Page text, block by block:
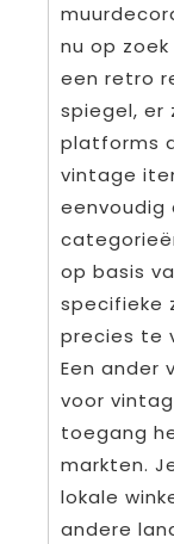
nu op
een retro
spiegel, er
platforms
vintage
eenvoudig
op basis
specifieke
precies te
Een ander
voor
toegang
markten.
lokale
andere